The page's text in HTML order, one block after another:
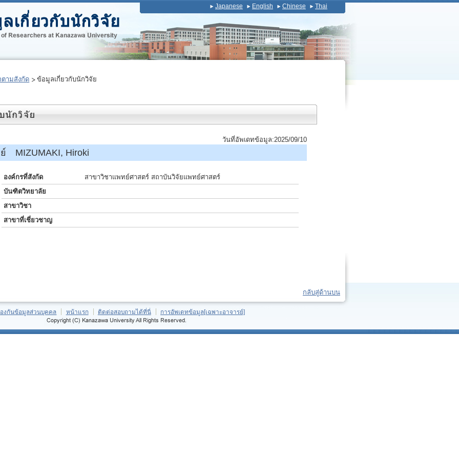
Japanese English Chinese Thai
ตามสังกัด ข้อมูลเกี่ยวกับนักวิจัย
วันที่อัพเดทข้อมูล:2025/09/10
MIZUMAKI, Hiroki
องค์กรที่สังกัด
สาขาวิชาแพทย์ศาสตร์ สถาบันวิจัยแพทย์ศาสตร์
บันฑิตวิทยาลัย
สาขาวิชา
สาขาที่เชี่ยวชาญ
กลับสู่ด้านบน
งกันข้อมูลส่วนบุคคล หน้าแรก ติดต่อสอบถามได้ที่นี่ การอัพเดทข้อมูล[เฉพาะอาจารย์]